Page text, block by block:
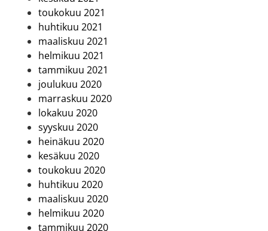
toukokuu 2021
huhtikuu 2021
maaliskuu 2021
helmikuu 2021
tammikuu 2021
joulukuu 2020
marraskuu 2020
lokakuu 2020
syyskuu 2020
heinäkuu 2020
kesäkuu 2020
toukokuu 2020
huhtikuu 2020
maaliskuu 2020
helmikuu 2020
tammikuu 2020